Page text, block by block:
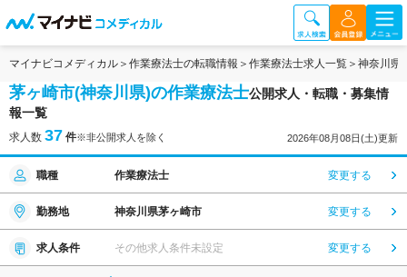
マイナビコメディカル 作業療法士の転職情報 作業療法士求人一覧 神奈川県
茅ヶ崎市(神奈川県)の作業療法士公開求人・転職・募集情
報一覧
求人数 37 件※非公開求人を除く 2026年08月08日(土)更新
職種 作業療法士 変更する
勤務地 神奈川県茅ヶ崎市 変更する
求人条件 その他求人条件未設定 変更する